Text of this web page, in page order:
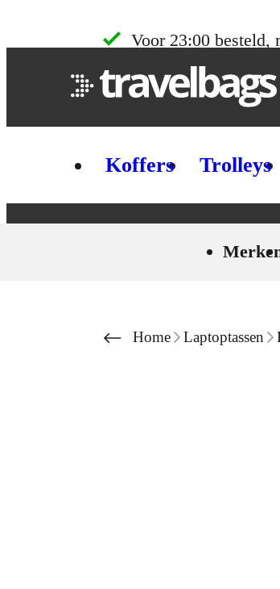
Voor 23:00 besteld,
Koffers Trolleys
Home Laptoptassen